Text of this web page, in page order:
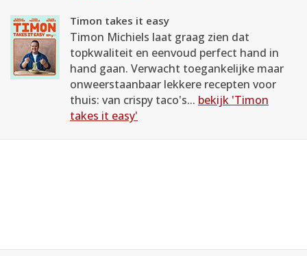
Timon takes it easy
Timon Michiels laat graag zien dat
topkwaliteit en eenvoud perfect hand in
hand gaan. Verwacht toegankelijke maar
onweerstaanbaar lekkere recepten voor
thuis: van crispy taco's... bekijk 'Timon
takes it easy'